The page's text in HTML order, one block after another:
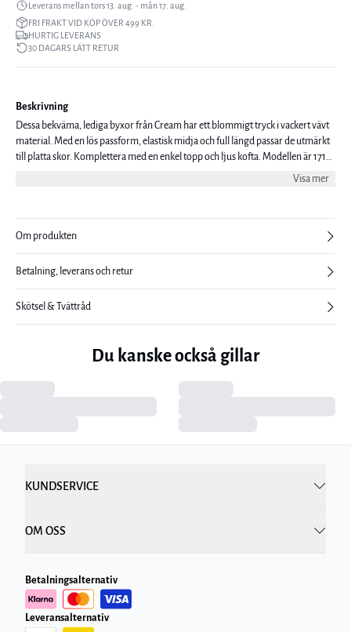
Leverans mellan tors 13. aug. - mån 17. aug.
FRI FRAKT VID KÖP ÖVER 499 KR.
HURTIG LEVERANS
30 DAGARS LÄTT RETUR
Beskrivning
Dessa bekväma, lediga byxor från Cream har ett blommigt tryck i vackert vävt
material. Med en lös passform, elastisk midja och full längd passar de utmärkt
till platta skor. Komplettera med en enkel topp och ljus kofta. Modellen är 171
Visa mer
Om produkten
Betalning, leverans och retur
Skötsel & Tvättråd
Du kanske också gillar
KUNDSERVICE
OM OSS
Betalningsalternativ
Leveransalternativ